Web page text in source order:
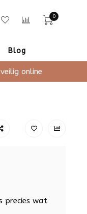
0
Blog
online
precies wat